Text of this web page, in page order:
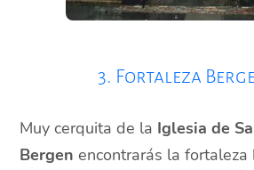
3. Fortaleza
Muy cerquita de la Iglesia de
Bergen encontrarás la fortaleza